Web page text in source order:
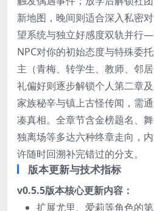
新地图，晚间则适合深入私密
望系统与独立好感度双轨并行
NPC对你的初始态度与特殊委
主（青梅、转学生、教师、邻
礼偏好则逐步解锁个人第二章
家族秘辛与镇上古怪传闻，需
凑真相。全章节含金榜题名、
独离场等多达六种终章走向，
许随时回溯补完错过的分支。
版本更新与技术指标
v0.5.5版本核心更新内容：
扩展尤里、爱莉等角色的